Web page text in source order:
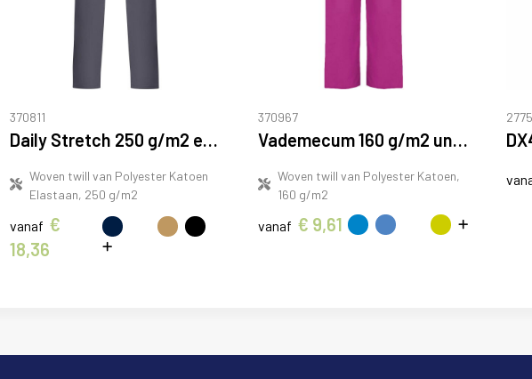
370811
Daily Stretch 250 g/m2 elastaan werkbroek
Woven twill van Polyester Katoen
Elastaan, 250 g/m2
vanaf €
18,36
370967
Vademecum 160 g/m2 uniseks servicebroek
Woven twill van Polyester Katoen,
160 g/m2
vanaf € 9,61